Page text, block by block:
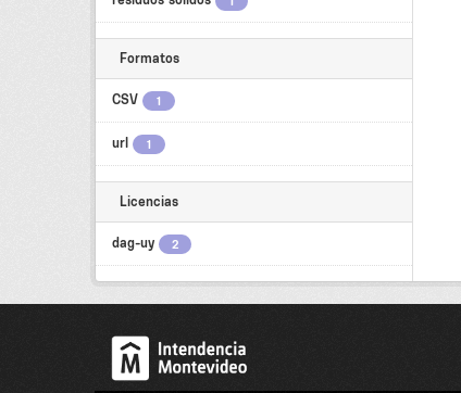
Formatos
CSV 1
url 1
Licencias
dag-uy 2